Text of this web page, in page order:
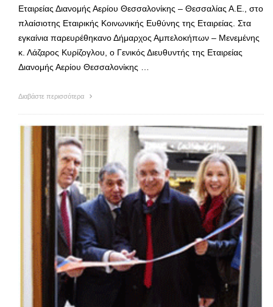
Εταιρείας Διανομής Αερίου Θεσσαλονίκης – Θεσσαλίας Α.Ε., στο
πλαίσιοτης Εταιρικής Κοινωνικής Ευθύνης της Εταιρείας. Στα
εγκαίνια παρευρέθηκανο Δήμαρχος Αμπελοκήπων – Μενεμένης
κ. Λάζαρος Κυρίζογλου, ο Γενικός Διευθυντής της Εταιρείας
Διανομής Αερίου Θεσσαλονίκης …
Διαβάστε περισσότερα